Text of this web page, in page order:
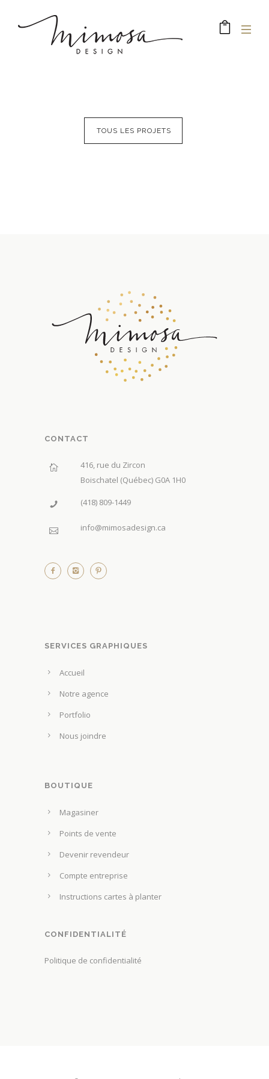
TOUS LES PROJETS
CONTACT
416, rue du Zircon
Boischatel (Québec) G0A 1H0
(418) 809-1449
info@mimosadesign.ca
SERVICES GRAPHIQUES
Accueil
Notre agence
Portfolio
Nous joindre
BOUTIQUE
Magasiner
Points de vente
Devenir revendeur
Compte entreprise
Instructions cartes à planter
CONFIDENTIALITÉ
Politique de confidentialité